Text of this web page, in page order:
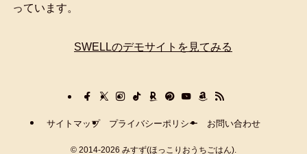
っています。
SWELLのデモサイトを見てみる
サイトマップ プライバシーポリシー お問い合わせ
© 2014-2026 みすず(ほっこりおうちごはん).